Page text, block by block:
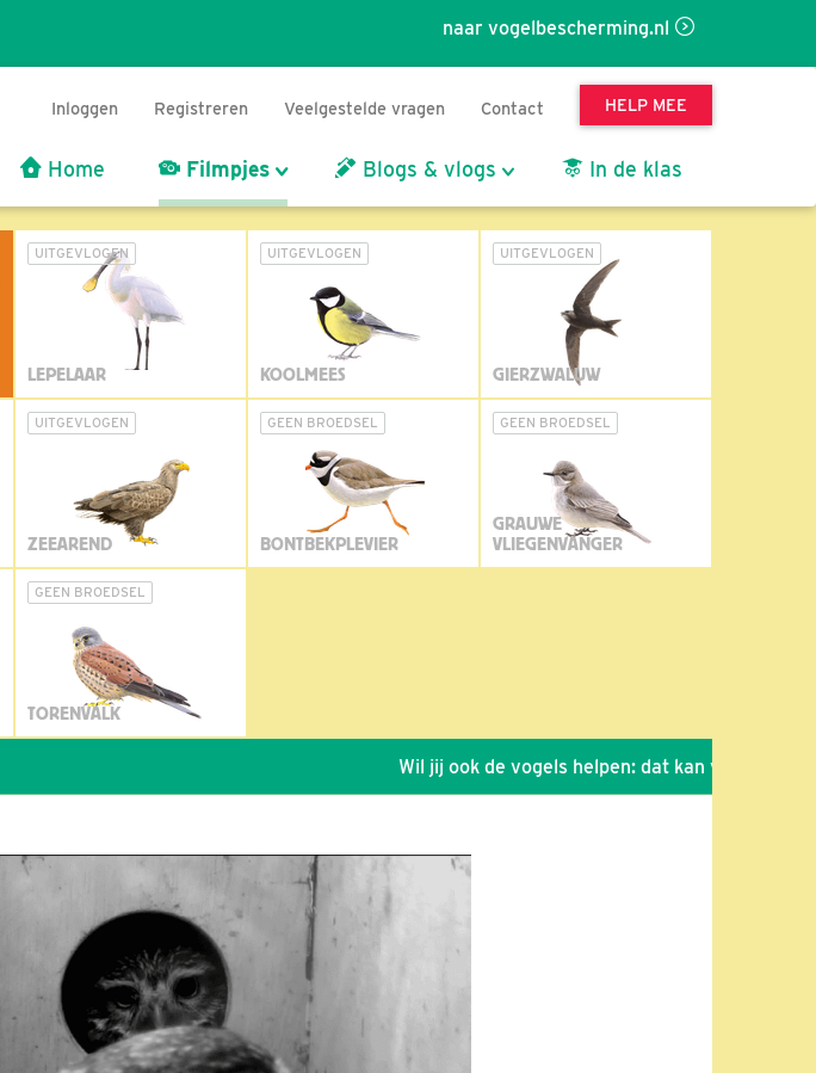
naar vogelbescherming.nl
Inloggen Registreren Veelgestelde vragen Contact HELP MEE
Home Filmpjes Blogs & vlogs In de klas
UITGEVLOGEN
LEPELAAR
UITGEVLOGEN
KOOLMEES
UITGEVLOGEN
GIERZWALUW
UITGEVLOGEN
ZEEAREND
GEEN BROEDSEL
BONTBEKPLEVIER
GEEN BROEDSEL
GRAUWE
VLIEGENVANGER
GEEN BROEDSEL
TORENVALK
Wil jij ook de vogels helpen: dat kan via de link!